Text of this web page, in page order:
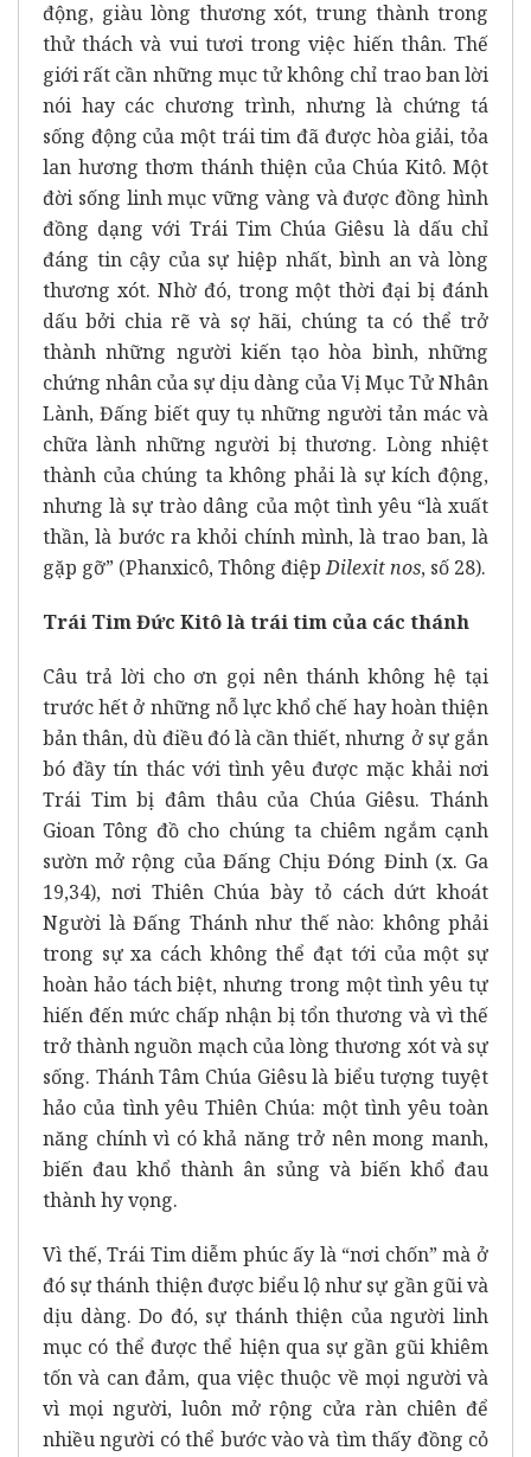
động, giàu lòng thương xót, trung thành trong
thử thách và vui tươi trong việc hiến thân. Thế
giới rất cần những mục tử không chỉ trao ban lời
nói hay các chương trình, nhưng là chứng tá
sống động của một trái tim đã được hòa giải, tỏa
lan hương thơm thánh thiện của Chúa Kitô. Một
đời sống linh mục vững vàng và được đồng hình
đồng dạng với Trái Tim Chúa Giêsu là dấu chỉ
đáng tin cậy của sự hiệp nhất, bình an và lòng
thương xót. Nhờ đó, trong một thời đại bị đánh
dấu bởi chia rẽ và sợ hãi, chúng ta có thể trở
thành những người kiến tạo hòa bình, những
chứng nhân của sự dịu dàng của Vị Mục Tử Nhân
Lành, Đấng biết quy tụ những người tản mác và
chữa lành những người bị thương. Lòng nhiệt
thành của chúng ta không phải là sự kích động,
nhưng là sự trào dâng của một tình yêu “là xuất
thần, là bước ra khỏi chính mình, là trao ban, là
gặp gỡ” (Phanxicô, Thông điệpDilexit nos, số 28).
Trái Tim Đức Kitô là trái tim của các thánh
Câu trả lời cho ơn gọi nên thánh không hệ tại
trước hết ở những nỗ lực khổ chế hay hoàn thiện
bản thân, dù điều đó là cần thiết, nhưng ở sự gắn
bó đầy tín thác với tình yêu được mặc khải nơi
Trái Tim bị đâm thâu của Chúa Giêsu. Thánh
Gioan Tông đồ cho chúng ta chiêm ngắm cạnh
sườn mở rộng của Đấng Chịu Đóng Đinh (x. Ga
19,34), nơi Thiên Chúa bày tỏ cách dứt khoát
Người là Đấng Thánh như thế nào: không phải
trong sự xa cách không thể đạt tới của một sự
hoàn hảo tách biệt, nhưng trong một tình yêu tự
hiến đến mức chấp nhận bị tổn thương và vì thế
trở thành nguồn mạch của lòng thương xót và sự
sống. Thánh Tâm Chúa Giêsu là biểu tượng tuyệt
hảo của tình yêu Thiên Chúa: một tình yêu toàn
năng chính vì có khả năng trở nên mong manh,
biến đau khổ thành ân sủng và biến khổ đau
thành hy vọng.
Vì thế, Trái Tim diễm phúc ấy là “nơi chốn” mà ở
đó sự thánh thiện được biểu lộ như sự gần gũi và
dịu dàng. Do đó, sự thánh thiện của người linh
mục có thể được thể hiện qua sự gần gũi khiêm
tốn và can đảm, qua việc thuộc về mọi người và
vì mọi người, luôn mở rộng cửa ràn chiên để
nhiều người có thể bước vào và tìm thấy đồng cỏ